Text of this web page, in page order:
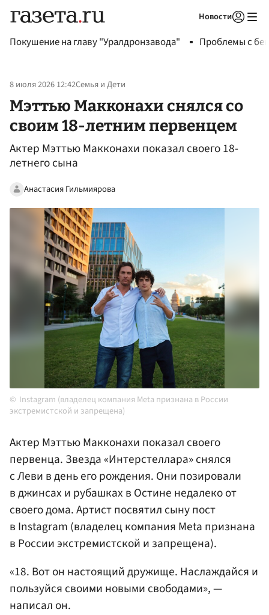
Новости
Покушение на главу "Уралдронзавода" Проблемы с
8 июля 2026 12:42Семья и Дети
Мэттью Макконахи снялся со
своим 18-летним первенцем
Актер Мэттью Макконахи показал своего 18-
летнего сына
Анастасия Гильмиярова
Instagram (владелец компания Meta признана в России
экстремистской и запрещена)
Актер Мэттью Макконахи показал своего
первенца. Звезда «Интерстеллара» снялся
с Леви в день его рождения. Они позировали
в джинсах и рубашках в Остине недалеко от
своего дома. Артист посвятил сыну пост
в Instagram (владелец компания Meta признана
в России экстремистской и запрещена).
«18. Вот он настоящий дружище. Наслаждайся и
пользуйся своими новыми свободами», —
написал он.